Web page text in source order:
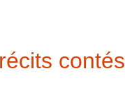
contés